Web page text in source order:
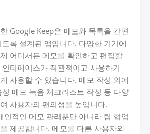
Google Keep은 메모와 목록을 간편
록 설계된 앱입니다. 다양한 기기에
어디서든 메모를 확인하고 편집할
터페이스가 직관적이고 사용하기
사용할 수 있습니다. 메모 작성 외에
메모 녹음 체크리스트 작성 등 다양
사용자의 편의성을 높입니다.
인적인 메모 관리뿐만 아니라 팀 협업
제공합니다. 메모를 다른 사용자와